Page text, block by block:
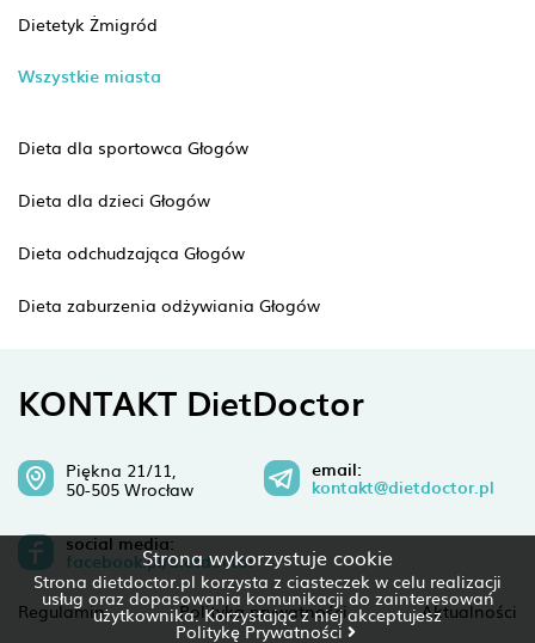
Strona wykorzystuje cookie
Strona dietdoctor.pl korzysta z ciasteczek w celu realizacji
usług oraz dopasowania komunikacji do zainteresowań
użytkownika. Korzystając z niej akceptujesz
Politykę Prywatności
Dietetyk Żmigród
Wszystkie miasta
Dieta dla sportowca Głogów
Dieta dla dzieci Głogów
Dieta odchudzająca Głogów
Dieta zaburzenia odżywiania Głogów
KONTAKT DietDoctor
Piękna 21/11,
50-505 Wrocław
email:
kontakt@dietdoctor.pl
social media:
facebook.pl/dietdoctor
Regulamin Polityka prywatności Aktualności